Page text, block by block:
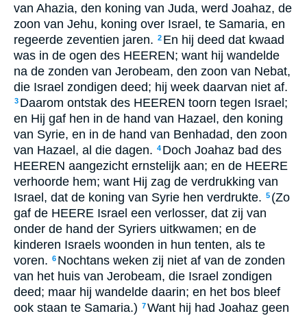
van Ahazia, den koning van Juda, werd Joahaz, de
zoon van Jehu, koning over Israel, te Samaria, en
regeerde zeventien jaren. 2 En hij deed dat kwaad
was in de ogen des HEEREN; want hij wandelde
na de zonden van Jerobeam, den zoon van Nebat,
die Israel zondigen deed; hij week daarvan niet af.
3 Daarom ontstak des HEEREN toorn tegen Israel;
en Hij gaf hen in de hand van Hazael, den koning
van Syrie, en in de hand van Benhadad, den zoon
van Hazael, al die dagen. 4 Doch Joahaz bad des
HEEREN aangezicht ernstelijk aan; en de HEERE
verhoorde hem; want Hij zag de verdrukking van
Israel, dat de koning van Syrie hen verdrukte. 5 (Zo
gaf de HEERE Israel een verlosser, dat zij van
onder de hand der Syriers uitkwamen; en de
kinderen Israels woonden in hun tenten, als te
voren. 6 Nochtans weken zij niet af van de zonden
van het huis van Jerobeam, die Israel zondigen
deed; maar hij wandelde daarin; en het bos bleef
ook staan te Samaria.) 7Want hij had Joahaz geen